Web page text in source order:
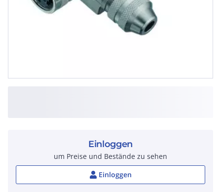
Einloggen
um Preise und Bestände zu sehen
Einloggen